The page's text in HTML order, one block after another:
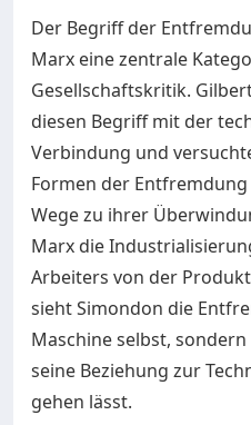
Der Begriff der
Marx eine zentrale
Gesellschaftskritik.
diesen Begriff mit der
Verbindung und
Formen der
Wege zu ihrer
Marx die
Arbeiters von der
sieht Simondon die
Maschine selbst,
seine Beziehung zur
gehen lässt.